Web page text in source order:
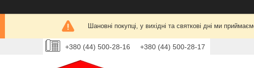
Шановні покупці, у вихідні та святкові дні ми
+380 (44) 500-28-16 +380 (44) 500-28-17